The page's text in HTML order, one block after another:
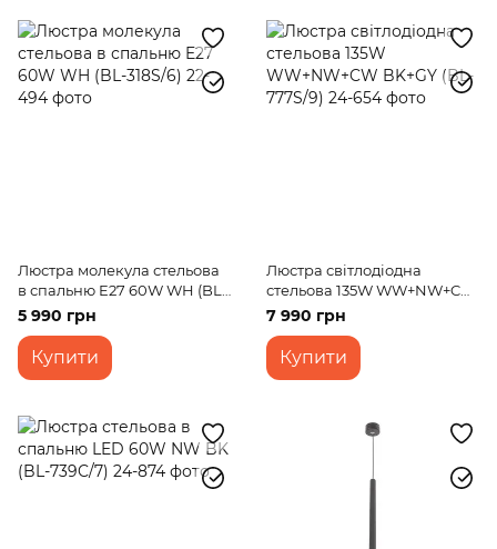
Люстра молекула стельова
в спальню E27 60W WH (BL-
318S/6)
5 990 грн
Купити
Люстра світлодіодна
стельова 135W WW+NW+CW
BK+GY (BL-777S/9)
7 990 грн
Купити